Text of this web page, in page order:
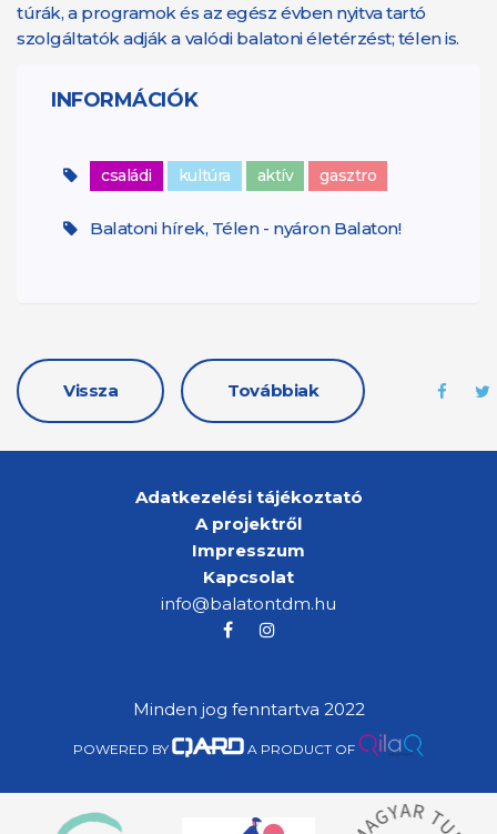
túrák, a programok és az egész évben nyitva tartó
szolgáltatók adják a valódi balatoni életérzést; télen is.
INFORMÁCIÓK
családi kultúra aktív gasztro
Balatoni hírek, Télen - nyáron Balaton!
Vissza Továbbiak
Adatkezelési tájékoztató
A projektről
Impresszum
Kapcsolat
info@balatontdm.hu
Minden jog fenntartva 2022
POWERED BY A PRODUCT OF